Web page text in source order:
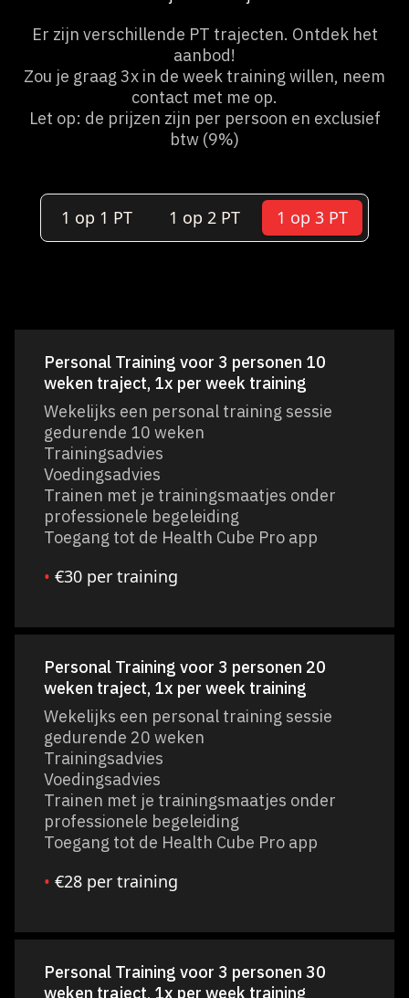
Er zijn verschillende PT trajecten. Ontdek het
aanbod!
Zou je graag 3x in de week training willen, neem
contact met me op.
Let op: de prijzen zijn per persoon en exclusief
btw (9%)
1 op 1 PT 1 op 2 PT 1 op 3 PT
Personal Training voor 3 personen 10
weken traject, 1x per week training
Wekelijks een personal training sessie
gedurende 10 weken
Trainingsadvies
Voedingsadvies
Trainen met je trainingsmaatjes onder
professionele begeleiding
Toegang tot de Health Cube Pro app
• €30 per training
Personal Training voor 3 personen 20
weken traject, 1x per week training
Wekelijks een personal training sessie
gedurende 20 weken
Trainingsadvies
Voedingsadvies
Trainen met je trainingsmaatjes onder
professionele begeleiding
Toegang tot de Health Cube Pro app
• €28 per training
Personal Training voor 3 personen 30
weken traject, 1x per week training